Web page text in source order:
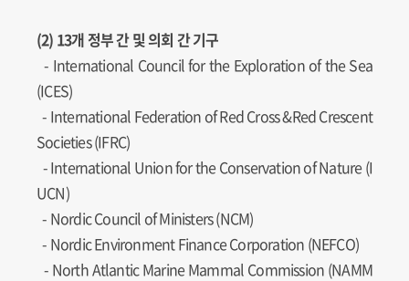
(2) 13개 정부 간 및 의회 간 기구
- International Council for the Exploration of the Sea
(ICES)
- International Federation of Red Cross &Red Crescent
Societies (IFRC)
-International Union for the Conservation of Nature (I
UCN)
- Nordic Council of Ministers (NCM)
- Nordic Environment Finance Corporation (NEFCO)
- North Atlantic Marine Mammal Commission (NAMM